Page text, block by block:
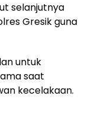
selanjutnya
Gresik guna
untuk
saat
kecelakaan.